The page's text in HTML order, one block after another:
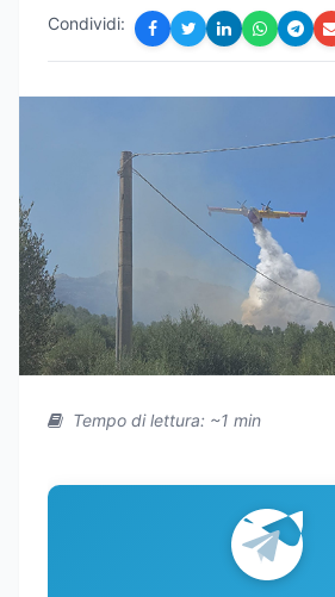
Condividi:
Tempo di lettura: ~1 min